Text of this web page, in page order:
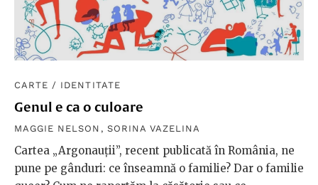
CARTE / IDENTITATE
Genul e ca o culoare
MAGGIE NELSON , SORINA VAZELINA
Cartea „Argonauții”, recent publicată în România, ne
pune pe gânduri: ce înseamnă o familie? Dar o familie